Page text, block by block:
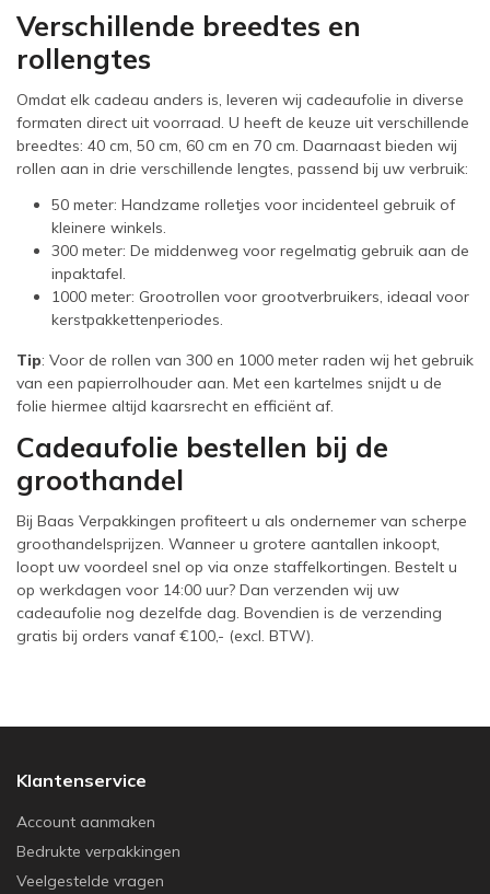
Verschillende breedtes en
rollengtes
Omdat elk cadeau anders is, leveren wij cadeaufolie in diverse
formaten direct uit voorraad. U heeft de keuze uit verschillende
breedtes: 40 cm, 50 cm, 60 cm en 70 cm. Daarnaast bieden wij
rollen aan in drie verschillende lengtes, passend bij uw verbruik:
50 meter: Handzame rolletjes voor incidenteel gebruik of
kleinere winkels.
300 meter: De middenweg voor regelmatig gebruik aan de
inpaktafel.
1000 meter: Grootrollen voor grootverbruikers, ideaal voor
kerstpakkettenperiodes.
Tip: Voor de rollen van 300 en 1000 meter raden wij het gebruik
van een papierrolhouder aan. Met een kartelmes snijdt u de
folie hiermee altijd kaarsrecht en efficiënt af.
Cadeaufolie bestellen bij de
groothandel
Bij Baas Verpakkingen profiteert u als ondernemer van scherpe
groothandelsprijzen. Wanneer u grotere aantallen inkoopt,
loopt uw voordeel snel op via onze staffelkortingen. Bestelt u
op werkdagen voor 14:00 uur? Dan verzenden wij uw
cadeaufolie nog dezelfde dag. Bovendien is de verzending
gratis bij orders vanaf €100,- (excl. BTW).
Klantenservice
Account aanmaken
Bedrukte verpakkingen
Veelgestelde vragen